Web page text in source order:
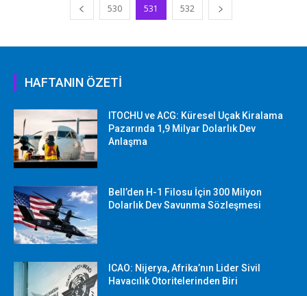
530 531 532
HAFTANIN ÖZETİ
ITOCHU ve ACG: Küresel Uçak Kiralama
Pazarında 1,9 Milyar Dolarlık Dev
Anlaşma
Bell’den H-1 Filosu İçin 300 Milyon
Dolarlık Dev Savunma Sözleşmesi
ICAO: Nijerya, Afrika’nın Lider Sivil
Havacılık Otoritelerinden Biri